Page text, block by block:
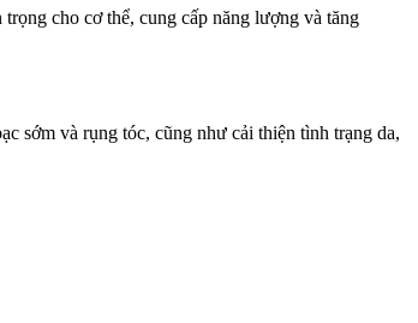
cho cơ thể, cung cấp năng lượng và tăng
sớm và rụng tóc, cũng như cải thiện tình trạng da,